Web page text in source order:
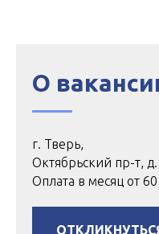
О
г. Тверь,
Октябрьский пр-т,
Оплата в месяц от